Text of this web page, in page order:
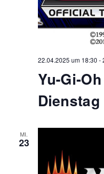
22.04.2025 um 18:30 -
Yu-Gi-
Dienstag
MI.
23